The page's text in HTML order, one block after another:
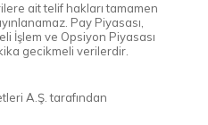
ait telif hakları tamamen
Pay Piyasası,
İşlem ve Opsiyon Piyasası
gecikmeli verilerdir.
A.Ş. tarafından